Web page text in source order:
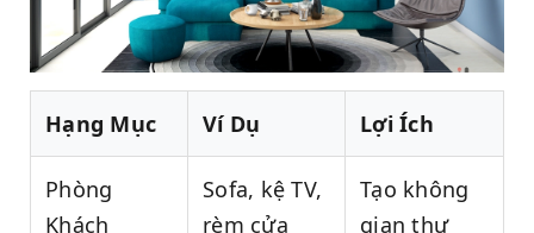
Hạng Mục Ví Dụ Lợi Ích
Phòng
Khách
Sofa, kệ TV,
rèm cửa
Tạo không
gian thư